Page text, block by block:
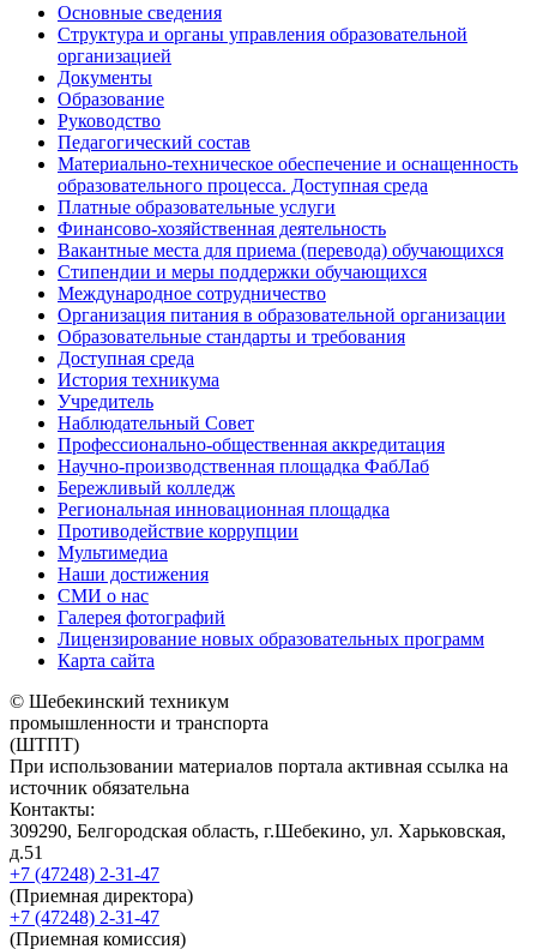
Основные сведения
Структура и органы управления образовательной
организацией
Документы
Образование
Руководство
Педагогический состав
Материально-техническое обеспечение и оснащенность
образовательного процесса. Доступная среда
Платные образовательные услуги
Финансово-хозяйственная деятельность
Вакантные места для приема (перевода) обучающихся
Стипендии и меры поддержки обучающихся
Международное сотрудничество
Организация питания в образовательной организации
Образовательные стандарты и требования
Доступная среда
История техникума
Учредитель
Наблюдательный Совет
Профессионально-общественная аккредитация
Научно-производственная площадка ФабЛаб
Бережливый колледж
Региональная инновационная площадка
Противодействие коррупции
Мультимедиа
Наши достижения
СМИ о нас
Галерея фотографий
Лицензирование новых образовательных программ
Карта сайта
© Шебекинский техникум
промышленности и транспорта
(ШТПТ)
При использовании материалов портала активная ссылка на
источник обязательна
Контакты:
309290, Белгородская область, г.Шебекино, ул. Харьковская,
д.51
+7 (47248) 2-31-47
(Приемная директора)
+7 (47248) 2-31-47
(Приемная комиссия)